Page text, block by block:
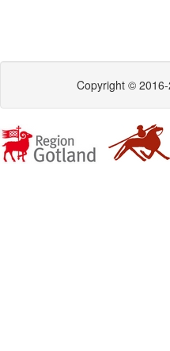
Copyright ©